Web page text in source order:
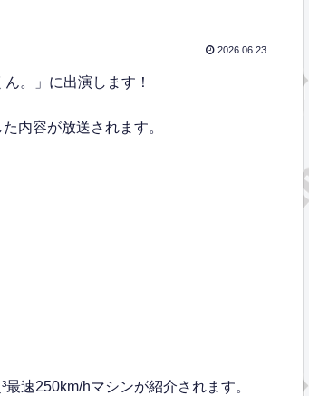
2026.06.23
。」に出演します！
内容が放送されます。
速250km/hマシンが紹介されます。